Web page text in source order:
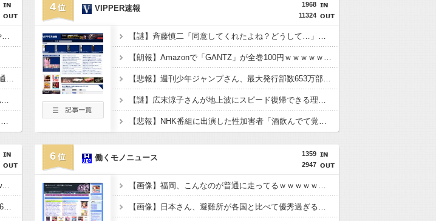
ワイ手取り15万正社員→副業でウーバーやってるんやが金がない
【悲報】Z世代「なんでセルフレジなのに自分で商品通さないといけないんだ」
ワンピース原作者・尾田栄一郎が描いた担当編集の似顔絵「ムダに東大卒」
最近のテレビって、ただのでかいYouTubeになりつつあるよな
4
1968
11324
VIPPER速報
【謎】斉藤慎二「同意してくれたよね？どうして…」被害女性「彼は言葉が通じないモンスター」
【朗報】Amazonで「GANTZ」が全巻100円ｗｗｗｗｗｗｗｗｗｗ
【悲報】週刊少年ジャンプさん、最大発行部数653万部から急降下でついに100万部を割ってしまう
【謎】広末涼子さんが地上波にスピード復帰できる理由、誰にも分からない・・・
【悲報】NHK番組に出演した性加害者「酒飲んでて覚えてない」
【画像】美人女子高校生の『油絵』がガチで上手wwwwww
【画像】SUSURU視聴者が選ぶ二郎系ランキング2026が発表されるｗｗｗ
6
1359
2947
働くモノニュース
【画像】福岡、こんなのが普通に走ってるｗｗｗｗｗｗｗｗｗｗｗｗｗｗｗｗ
【画像】日本さん、避難所が各国と比べて優秀過ぎると話題に